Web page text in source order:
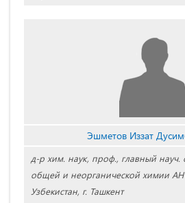
Эшметов Иззат
д-р хим. наук, проф., главный науч.
общей и неорганической химии АН
Узбекистан, г. Ташкент